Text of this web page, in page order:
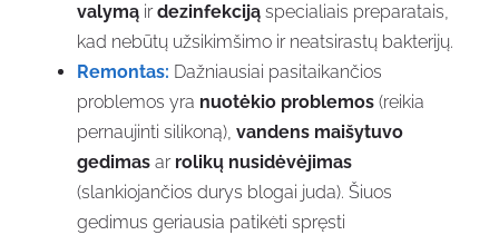
valymąirdezinfekcijąspecialiais preparatais,
kad nebūtų užsikimšimo ir neatsirastų bakterijų.
Remontas: Dažniausiai pasitaikančios
problemos yra nuotėkio problemos(reikia
pernaujinti silikoną), vandens maišytuvo
gedimasar rolikų nusidėvėjimas
(slankiojančios durys blogai juda). Šiuos
gedimus geriausia patikėti spręsti